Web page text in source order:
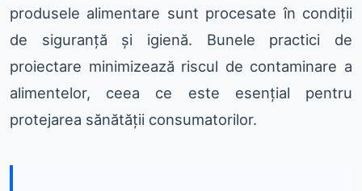
produsele alimentare sunt procesate în condiții
de siguranță și igienă. Bunele practici de
proiectare minimizează riscul de contaminare a
alimentelor, ceea ce este esențial pentru
protejarea sănătății consumatorilor.